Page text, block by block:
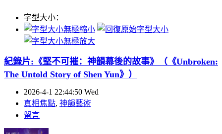
字型大小：
紀錄片:《堅不可摧：神韻幕後的故事》
（《Unbroken:
The Untold Story of Shen Yun》）
2026-4-1 22:44:50 Wed
真相焦點, 神韻藝術
留言